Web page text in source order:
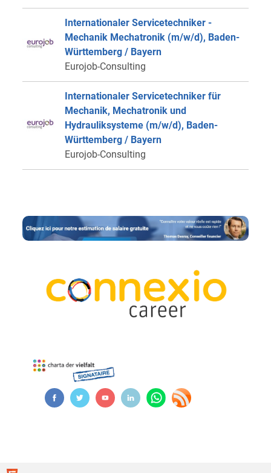
Internationaler Servicetechniker -
Mechanik Mechatronik (m/w/d), Baden-
Württemberg / Bayern
Eurojob-Consulting
Internationaler Servicetechniker für
Mechanik, Mechatronik und
Hydrauliksysteme (m/w/d), Baden-
Württemberg / Bayern
Eurojob-Consulting